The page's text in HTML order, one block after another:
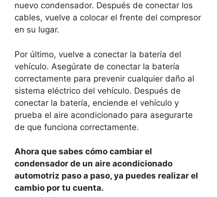
nuevo condensador. Después de conectar los
cables, vuelve a colocar el frente del compresor
en su lugar.
Por último, vuelve a conectar la batería del
vehículo. Asegúrate de conectar la batería
correctamente para prevenir cualquier daño al
sistema eléctrico del vehículo. Después de
conectar la batería, enciende el vehículo y
prueba el aire acondicionado para asegurarte
de que funciona correctamente.
Ahora que sabes cómo cambiar el
condensador de un aire acondicionado
automotriz paso a paso, ya puedes realizar el
cambio por tu cuenta.